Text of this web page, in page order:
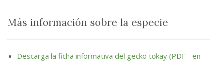
Más información sobre la especie
Descarga la ficha informativa del gecko tokay (PDF - en